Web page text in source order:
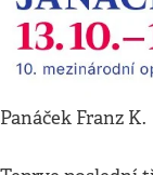
Panáček Franz K.